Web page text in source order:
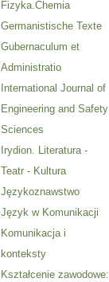
Fizyka.Chemia
Germanistische Texte
Gubernaculum et
Administratio
International Journal of
Engineering and Safety
Sciences
Irydion. Literatura -
Teatr - Kultura
Językoznawstwo
Język w Komunikacji
Komunikacja i
konteksty
Kształcenie zawodowe: